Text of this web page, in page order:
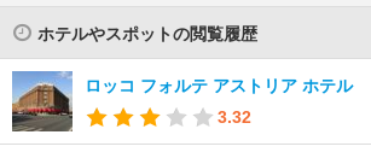
ホテルやスポットの閲覧履歴
ロッコ フォルテ アストリア ホテル
3.32